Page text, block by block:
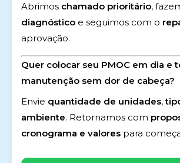
Abrimos chamado prioritário,
diagnóstico e seguimos com o
aprovação.
Quer colocar seu PMOC em dia e
manutenção sem dor de cabeça?
Envie quantidade de unidades,
ambiente. Retornamos com
cronograma e valores para